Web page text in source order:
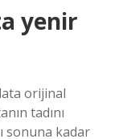
yenir
orijinal
tadını
sonuna kadar